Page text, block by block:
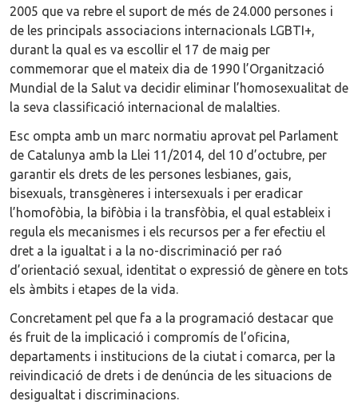
2005 que va rebre el suport de més de 24.000 persones i
de les principals associacions internacionals LGBTI+,
durant la qual es va escollir el 17 de maig per
commemorar que el mateix dia de 1990 l’Organització
Mundial de la Salut va decidir eliminar l’homosexualitat de
la seva classificació internacional de malalties.
Esc ompta amb un marc normatiu aprovat pel Parlament
de Catalunya amb la Llei 11/2014, del 10 d’octubre, per
garantir els drets de les persones lesbianes, gais,
bisexuals, transgèneres i intersexuals i per eradicar
l’homofòbia, la bifòbia i la transfòbia, el qual estableix i
regula els mecanismes i els recursos per a fer efectiu el
dret a la igualtat i a la no-discriminació per raó
d’orientació sexual, identitat o expressió de gènere en tots
els àmbits i etapes de la vida.
Concretament pel que fa a la programació destacar que
és fruit de la implicació i compromís de l’oficina,
departaments i institucions de la ciutat i comarca, per la
reivindicació de drets i de denúncia de les situacions de
desigualtat i discriminacions.